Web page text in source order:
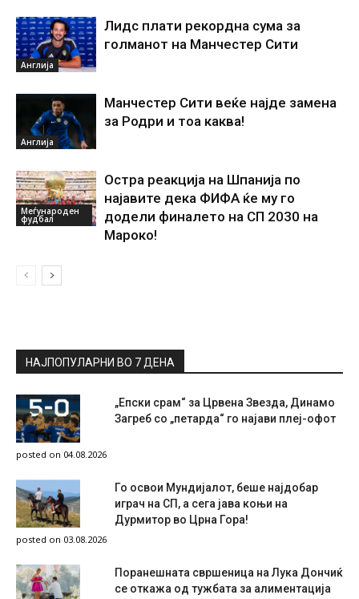
Англија
Лидс плати рекордна сума за
голманот на Манчестер Сити
Англија
Манчестер Сити веќе најде замена
за Родри и тоа каква!
Меѓународен
фудбал
Остра реакција на Шпанија по
најавите дека ФИФА ќе му го
додели финалето на СП 2030 на
Мароко!
НАЈПОПУЛАРНИ ВО 7 ДЕНА
„Епски срам“ за Црвена Звезда, Динамо
Загреб со „петарда“ го најави плеј-офот
posted on 04.08.2026
Го освои Мундијалот, беше најдобар
играч на СП, а сега јава коњи на
Дурмитор во Црна Гора!
posted on 03.08.2026
Поранешната свршеница на Лука Дончиќ
се откажа од тужбата за алиментација